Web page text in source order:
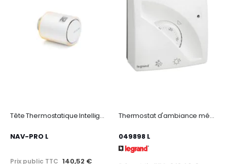
Tête Thermostatique Intelligente Additionnelle Netatmo - thermostat/starter pack
NAV-PRO L
Prix public TTC 140,52 €
Thermostat d'ambiance mécanique en saillie
049898 L